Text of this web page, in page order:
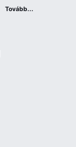
Tovább...